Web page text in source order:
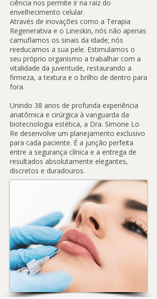
ciência nos permite ir na raiz do
envelhecimento celular.
Através de inovações como a Terapia
Regenerativa e o Lineskin, nós não apenas
camuflamos os sinais da idade; nós
reeducamos a sua pele. Estimulamos o
seu próprio organismo a trabalhar com a
vitalidade da juventude, restaurando a
firmeza, a textura e o brilho de dentro para
fora.
Unindo 38 anos de profunda experiência
anatômica e cirúrgica à vanguarda da
biotecnologia estética, a Dra. Simone Lo
Re desenvolve um planejamento exclusivo
para cada paciente. É a junção perfeita
entre a segurança clínica e a entrega de
resultados absolutamente elegantes,
discretos e duradouros.